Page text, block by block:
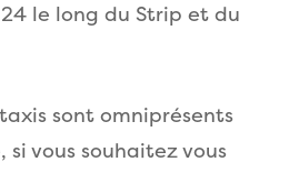
le long du Strip et du
sont omniprésents
vous souhaitez vous